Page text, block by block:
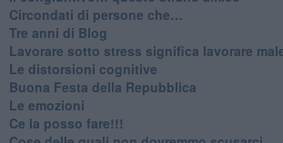
​Circondati di persone che…
​Tre anni di Blog
​Lavorare sotto stress significa lavorare
​Le distorsioni cognitive
​Buona Festa della Repubblica
Le emozioni
​Ce la posso fare!!!